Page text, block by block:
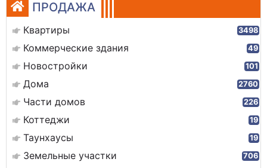
ПРОДАЖА
Квартиры 3498
Коммерческие здания 49
Новостройки 101
Дома 2760
Части домов 226
Коттеджи 19
Таунхаусы 19
Земельные участки 706